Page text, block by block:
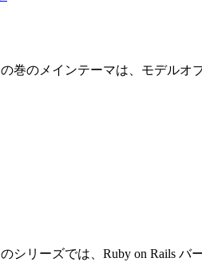
巻のメインテーマは、モデルオ
シリーズでは、Ruby on Rails